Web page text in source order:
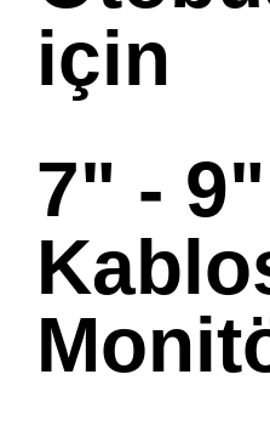
için
7" - 9"